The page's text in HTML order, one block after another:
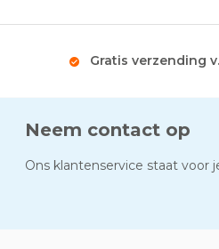
Gratis verzending
Neem contact op
Ons klantenservice staat voor